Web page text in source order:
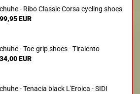
- Ribo Classic Corsa cycling shoes
EUR
- Toe-grip shoes - Tiralento
EUR
- Tenacia black L'Eroica - SIDI